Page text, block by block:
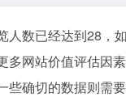
人数已经达到28，
多网站价值评估因
些确切的数据则需